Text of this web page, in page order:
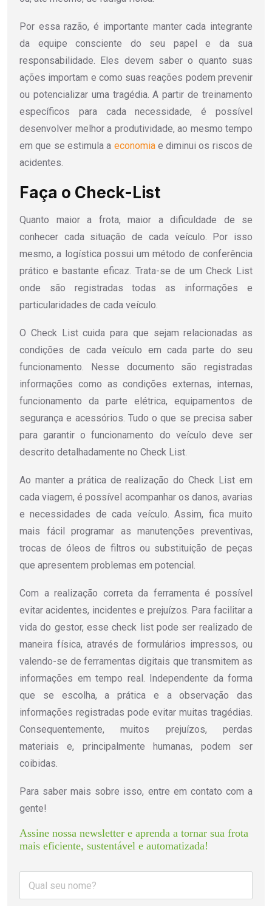
Por essa razão, é importante manter cada integrante
da equipe consciente do seu papel e da sua
responsabilidade. Eles devem saber o quanto suas
ações importam e como suas reações podem prevenir
ou potencializar uma tragédia. A partir de treinamento
específicos para cada necessidade, é possível
desenvolver melhor a produtividade, ao mesmo tempo
em que se estimula a economiae diminui os riscos de
acidentes.
Faça o Check-List
Quanto maior a frota, maior a dificuldade de se
conhecer cada situação de cada veículo. Por isso
mesmo, a logística possui um método de conferência
prático e bastante eficaz. Trata-se de um Check List
onde são registradas todas as informações e
particularidades de cada veículo.
O Check List cuida para que sejam relacionadas as
condições de cada veículo em cada parte do seu
funcionamento. Nesse documento são registradas
informações como as condições externas, internas,
funcionamento da parte elétrica, equipamentos de
segurança e acessórios. Tudo o que se precisa saber
para garantir o funcionamento do veículo deve ser
descrito detalhadamente no Check List.
Ao manter a prática de realização do Check List em
cada viagem, é possível acompanhar os danos, avarias
e necessidades de cada veículo. Assim, fica muito
mais fácil programar as manutenções preventivas,
trocas de óleos de filtros ou substituição de peças
que apresentem problemas em potencial.
Com a realização correta da ferramenta é possível
evitar acidentes, incidentes e prejuízos. Para facilitar a
vida do gestor, esse check list pode ser realizado de
maneira física, através de formulários impressos, ou
valendo-se de ferramentas digitais que transmitem as
informações em tempo real. Independente da forma
que se escolha, a prática e a observação das
informações registradas pode evitar muitas tragédias.
Consequentemente, muitos prejuízos, perdas
materiais e, principalmente humanas, podem ser
coibidas.
Para saber mais sobre isso, entre em contato com a
gente!
Assine nossa newsletter e aprenda a tornar sua frota
mais eficiente, sustentável e automatizada!